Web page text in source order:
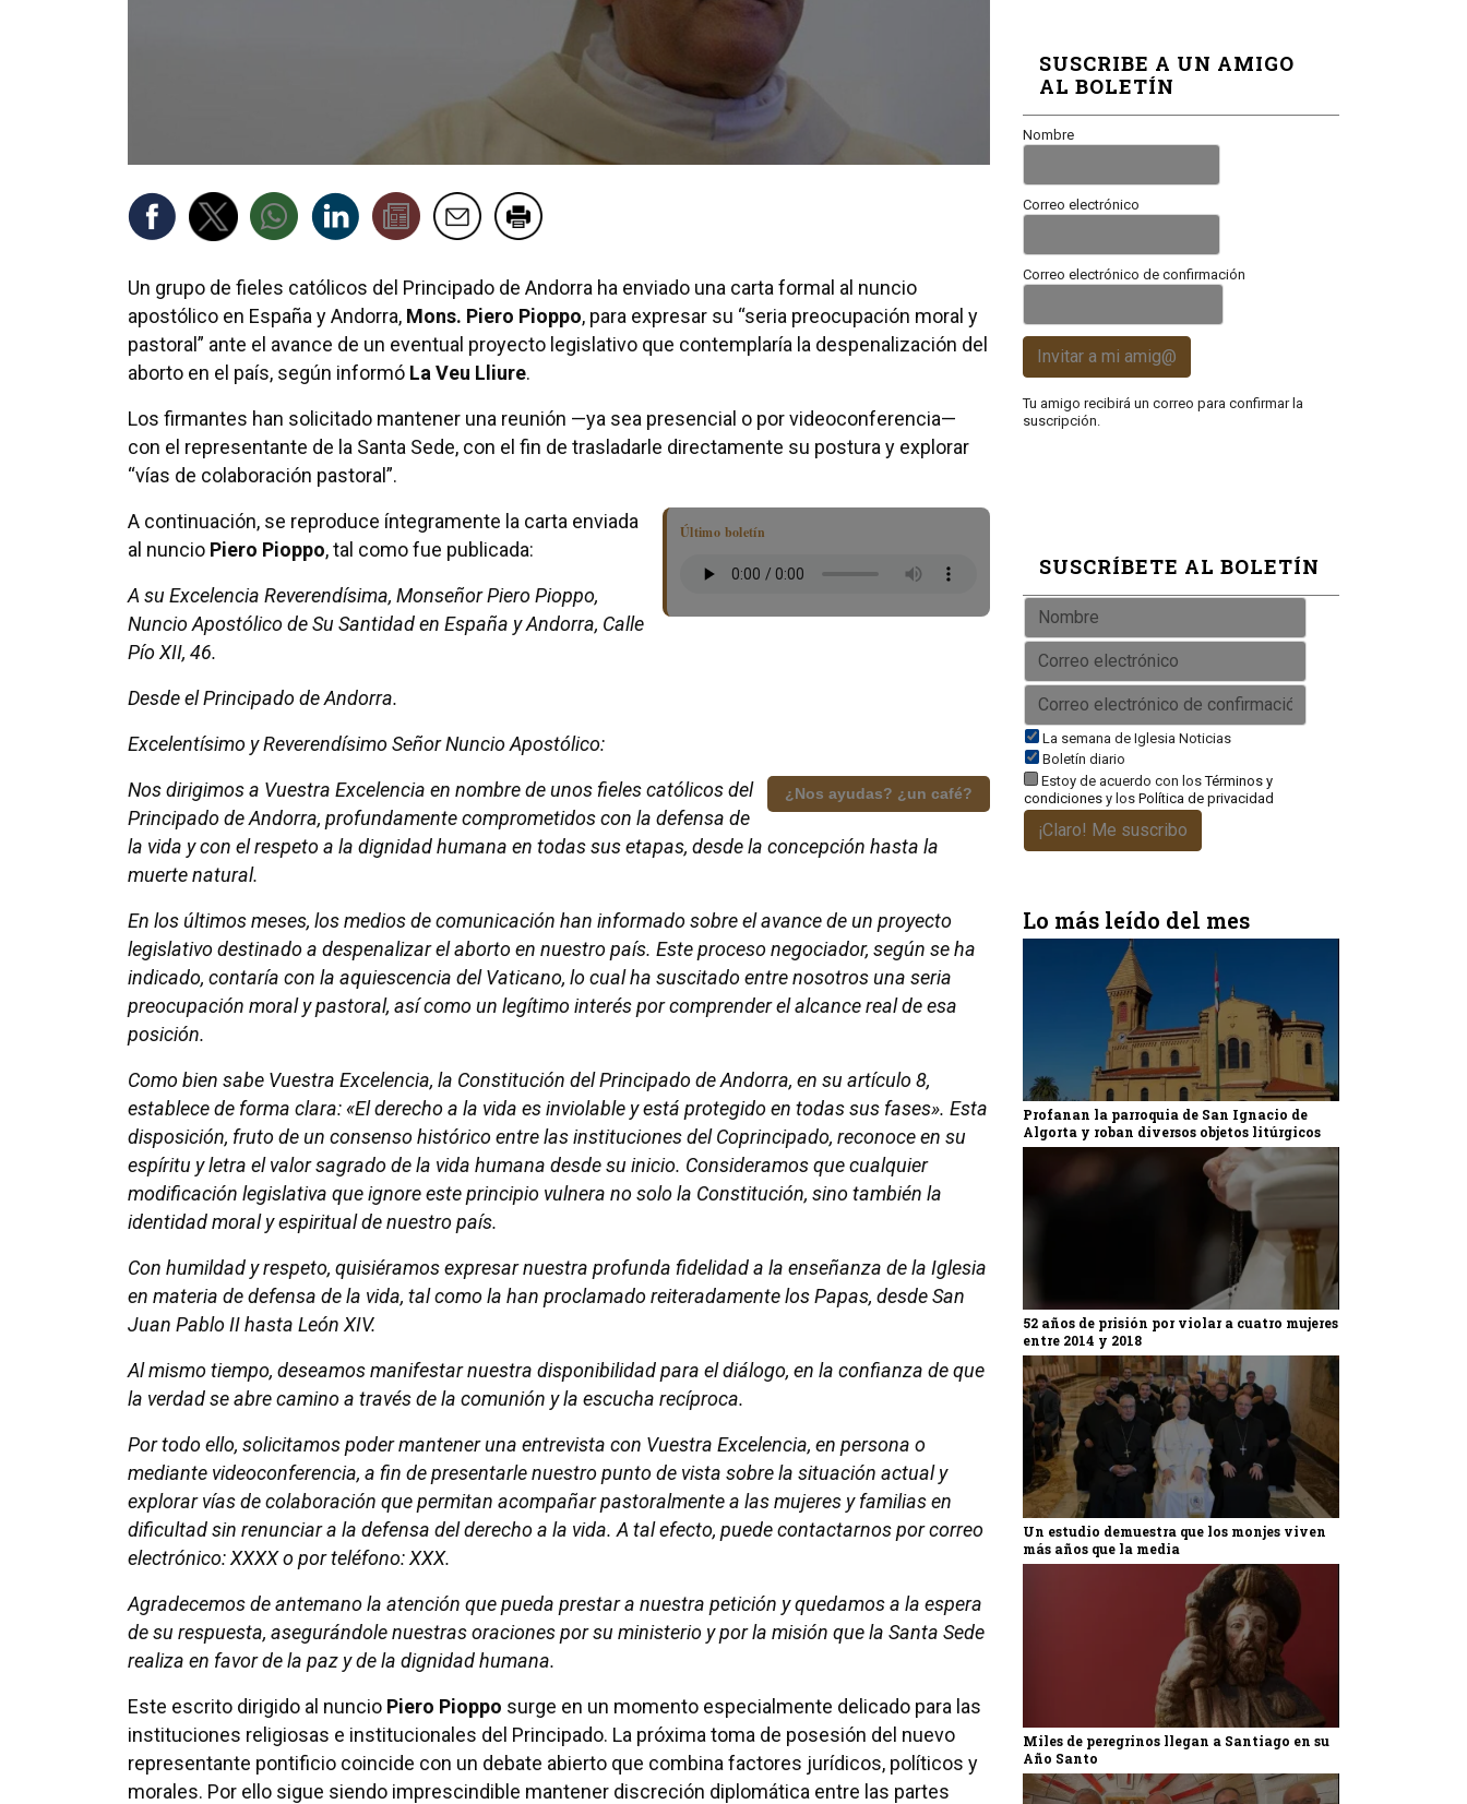
Un grupo de fieles católicos del Principado de Andorra ha enviado una carta formal al nuncio
apostólico en España y Andorra, Mons. Piero Pioppo, para expresar su “seria preocupación moral y
pastoral” ante el avance de un eventual proyecto legislativo que contemplaría la despenalización del
aborto en el país, según informó La Veu Lliure.
Los firmantes han solicitado mantener una reunión —ya sea presencial o por videoconferencia—
con el representante de la Santa Sede, con el fin de trasladarle directamente su postura y explorar
“vías de colaboración pastoral”.
Último boletín
A continuación, se reproduce íntegramente la carta enviada
al nuncio Piero Pioppo, tal como fue publicada:
A su Excelencia Reverendísima, Monseñor Piero Pioppo,
Nuncio Apostólico de Su Santidad en España y Andorra, Calle
Pío XII, 46.
Desde el Principado de Andorra.
Excelentísimo y Reverendísimo Señor Nuncio Apostólico:
¿Nos ayudas? ¿un café?
Nos dirigimos a Vuestra Excelencia en nombre de unos fieles católicos del
Principado de Andorra, profundamente comprometidos con la defensa de
la vida y con el respeto a la dignidad humana en todas sus etapas, desde la concepción hasta la
muerte natural.
En los últimos meses, los medios de comunicación han informado sobre el avance de un proyecto
legislativo destinado a despenalizar el aborto en nuestro país. Este proceso negociador, según se ha
indicado, contaría con la aquiescencia del Vaticano, lo cual ha suscitado entre nosotros una seria
preocupación moral y pastoral, así como un legítimo interés por comprender el alcance real de esa
posición.
Como bien sabe Vuestra Excelencia, la Constitución del Principado de Andorra, en su artículo 8,
establece de forma clara: «El derecho a la vida es inviolable y está protegido en todas sus fases». Esta
disposición, fruto de un consenso histórico entre las instituciones del Coprincipado, reconoce en su
espíritu y letra el valor sagrado de la vida humana desde su inicio. Consideramos que cualquier
modificación legislativa que ignore este principio vulnera no solo la Constitución, sino también la
identidad moral y espiritual de nuestro país.
Con humildad y respeto, quisiéramos expresar nuestra profunda fidelidad a la enseñanza de la Iglesia
en materia de defensa de la vida, tal como la han proclamado reiteradamente los Papas, desde San
Juan Pablo II hasta León XIV.
Al mismo tiempo, deseamos manifestar nuestra disponibilidad para el diálogo, en la confianza de que
la verdad se abre camino a través de la comunión y la escucha recíproca.
Por todo ello, solicitamos poder mantener una entrevista con Vuestra Excelencia, en persona o
mediante videoconferencia, a fin de presentarle nuestro punto de vista sobre la situación actual y
explorar vías de colaboración que permitan acompañar pastoralmente a las mujeres y familias en
dificultad sin renunciar a la defensa del derecho a la vida. A tal efecto, puede contactarnos por correo
electrónico: XXXX o por teléfono: XXX.
Agradecemos de antemano la atención que pueda prestar a nuestra petición y quedamos a la espera
de su respuesta, asegurándole nuestras oraciones por su ministerio y por la misión que la Santa Sede
realiza en favor de la paz y de la dignidad humana.
Este escrito dirigido al nuncio Piero Pioppo surge en un momento especialmente delicado para las
instituciones religiosas e institucionales del Principado. La próxima toma de posesión del nuevo
representante pontificio coincide con un debate abierto que combina factores jurídicos, políticos y
morales. Por ello sigue siendo imprescindible mantener discreción diplomática entre las partes
SUSCRIBE A UN AMIGO
AL BOLETÍN
Nombre
Correo electrónico
Correo electrónico de confirmación
Invitar a mi amig@
Tu amigo recibirá un correo para confirmar la
suscripción.
SUSCRÍBETE AL BOLETÍN
La semana de Iglesia Noticias
Boletín diario
Estoy de acuerdo con losTérminos y
condiciones y los Política de privacidad
¡Claro! Me suscribo
Lo más leído del mes
Profanan la parroquia de San Ignacio de
Algorta y roban diversos objetos litúrgicos
52 años de prisión por violar a cuatro mujeres
entre 2014 y 2018
Un estudio demuestra que los monjes viven
más años que la media
Miles de peregrinos llegan a Santiago en su
Año Santo